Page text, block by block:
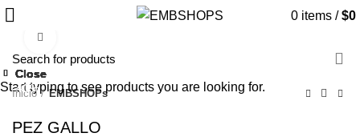
0 items / $0
Inicio EMBSHOPs
PEZ GALLO
Close
Close
Close
Close
Close
Close
Close
-40%
Close
Start typing to see products you are looking for.